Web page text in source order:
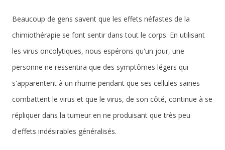
Beaucoup de gens savent que les effets néfastes de la
chimiothérapie se font sentir dans tout le corps. En utilisant
les virus oncolytiques, nous espérons qu'un jour, une
personne ne ressentira que des symptômes légers qui
s'apparentent à un rhume pendant que ses cellules saines
combattent le virus et que le virus, de son côté, continue à se
répliquer dans la tumeur en ne produisant que très peu
d'effets indésirables généralisés.